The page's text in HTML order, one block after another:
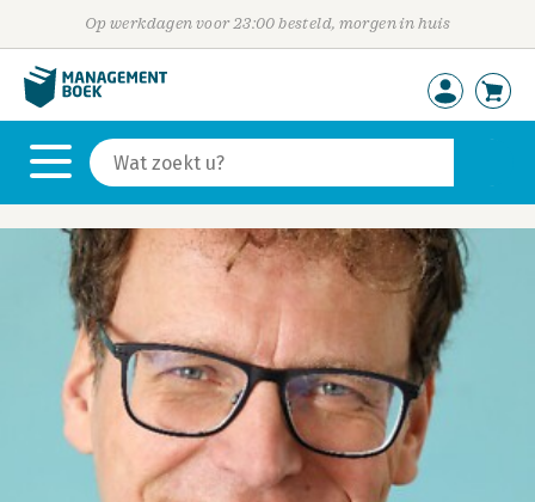
Op werkdagen voor 23:00 besteld, morgen in huis